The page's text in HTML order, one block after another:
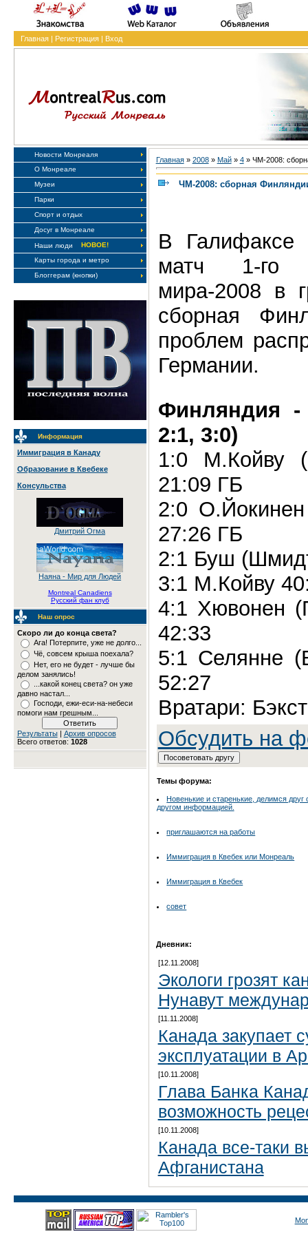
Главная| Регистрация| Вход
Новости Монреаля
О Монреале
Музеи
Парки
Спорт и отдых
Досуг в Монреале
Наши люди
НОВОЕ!
Карты города и метро
Блоггерам (кнопки)
Информация
Иммиграция в Канаду
Образование в Квебеке
Консульства
Дмитрий Огма
Наяна - Мир для Людей
Montreal Canadiens
Русский фан клуб
Наш опрос
Скоро ли до конца света?
Ага! Потерпите, уже не долго...
Чё, совсем крыша поехала?
Нет, его не будет - лучше бы
делом занялись!
...какой конец света? он уже
давно настал...
Господи, ежи-еси-на-небеси
помоги нам грешным...
Результаты| Архив опросов
Всего ответов: 1028
Главная» 2008 » Май » 4» ЧМ-2008:
ЧМ-2008: сборная
В Галифаксе
матч 1-го
мира-2008 в
сборная
проблем
Германии.
Финляндия -
2:1, 3:0)
1:0 М.Койву
21:09 ГБ
2:0
27:26 ГБ
2:1 Буш
3:1 М.Койву
4:1 Хювонен
42:33
5:1 Селянне
52:27
Вратари:
Обсудить на
Темы форума:
Новенькие и старенькие, делимся друг
другом информацией.
приглашаются на работы
Иммиграция в Квебек или Монреаль
Иммиграция в Квебек
совет
Дневник:
[12.11.2008]
Экологи грозят
Нунавут
[11.11.2008]
Канада закупает
эксплуатации в
[10.11.2008]
Глава Банка
возможность
[10.11.2008]
Канада все-таки
Афганистана